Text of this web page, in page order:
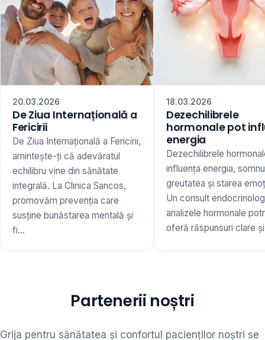
20.03.2026
De Ziua Internațională a
Fericirii
De Ziua Internațională a Fericirii,
amintește-ți că adevăratul
echilibru vine din sănătate
integrală. La Clinica Sancos,
promovăm prevenția care
susține bunăstarea mentală și
fi...
18.03.2026
Dezechilibrele
hormonale pot
energia
Dezechilibrele
influența energia,
greutatea și starea
Un consult
analizele hormonale
oferă răspunsuri clare
Partenerii noștri
Grija pentru sănătatea și confortul pacienților noștri se